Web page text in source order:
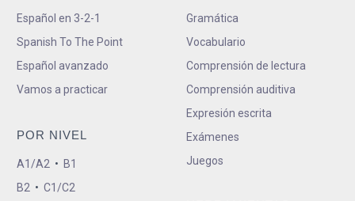
Español en 3-2-1
Spanish To The Point
Español avanzado
Vamos a practicar
POR NIVEL
A1/A2 • B1
B2 • C1/C2
Gramática
Vocabulario
Comprensión de lectura
Comprensión auditiva
Expresión escrita
Exámenes
Juegos